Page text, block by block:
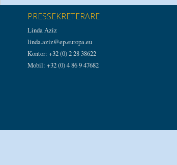
PRESSEKRETERARE
Linda Aziz
linda.aziz@ep.europa.eu
Kontor: +32 (0) 2 28 38622
Mobil: +32 (0) 4 86 9 47682